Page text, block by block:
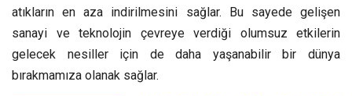
atıkların en aza indirilmesini sağlar. Bu sayede gelişen
sanayi ve teknolojin çevreye verdiği olumsuz etkilerin
gelecek nesiller için de daha yaşanabilir bir dünya
bırakmamıza olanak sağlar.